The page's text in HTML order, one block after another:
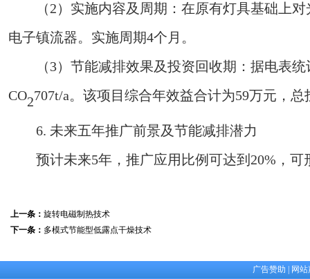
（2）实施内容及周期：在原有灯具基础上对
电子镇流器。实施周期4个月。
（3）节能减排效果及投资回收期：据电表统
CO2707t/a。该项目综合年效益合计为59万元，
6. 未来五年推广前景及节能减排潜力
预计未来5年，推广应用比例可达到20%，可
上一条： 旋转电磁制热技术
下一条： 多模式节能型低露点干燥技术
广告赞助
网